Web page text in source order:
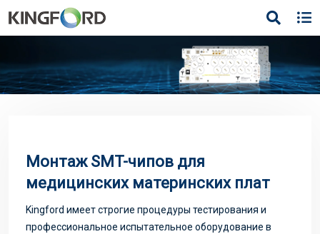
Монтаж SMT-чипов для
медицинских материнских плат
Kingford имеет строгие процедуры тестирования и
профессиональное испытательное оборудование в